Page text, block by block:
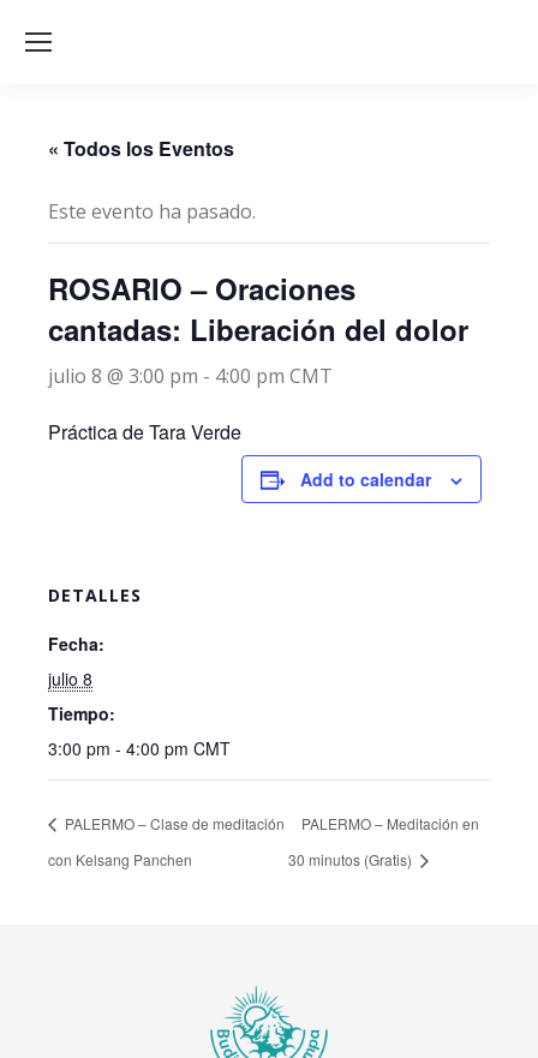
« Todos los Eventos
Este evento ha pasado.
ROSARIO – Oraciones
cantadas: Liberación del dolor
julio 8 @ 3:00 pm - 4:00 pm CMT
Práctica de Tara Verde
Add to calendar
DETALLES
Fecha:
julio 8
Tiempo:
3:00 pm - 4:00 pm CMT
PALERMO – Clase de meditación
con Kelsang Panchen
PALERMO – Meditación en
30 minutos (Gratis)